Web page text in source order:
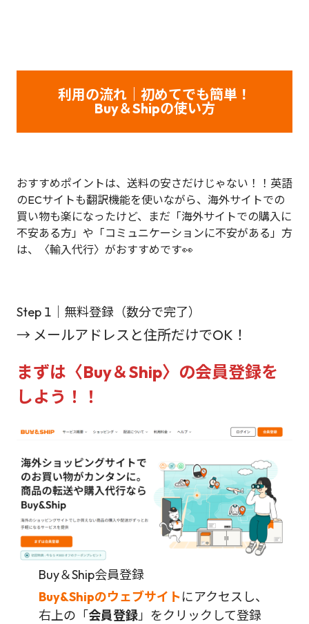
利用の流れ｜初めてでも簡単！
Buy＆Shipの使い方
おすすめポイントは、送料の安さだけじゃない！！英語
のECサイトも翻訳機能を使いながら、海外サイトでの
買い物も楽になったけど、まだ「海外サイトでの購入に
不安ある方」や「コミュニケーションに不安がある」方
は、〈輸入代行〉がおすすめです👀
Step 1｜無料登録（数分で完了）
→ メールアドレスと住所だけでOK！
まずは〈Buy＆Ship〉の会員登録を
しよう！！
Buy＆Ship会員登録
Buy&Shipのウェブサイトにアクセスし、
右上の「会員登録」をクリックして登録